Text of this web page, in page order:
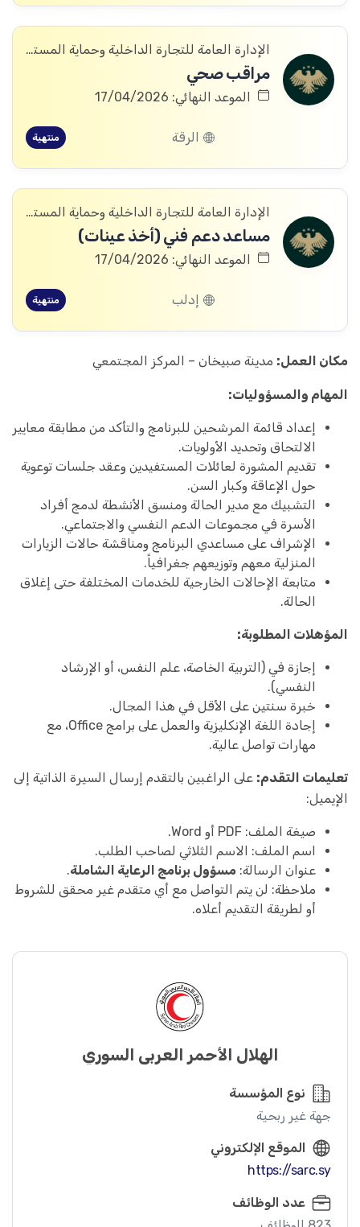
الإدارة العامة للتجارة الداخلية وحماية المستهلك
مراقب صحي
الموعد النهائي: 17/04/2026
الرقة منتهية
الإدارة العامة للتجارة الداخلية وحماية المستهلك
مساعد دعم فني (أخذ عينات)
الموعد النهائي: 17/04/2026
إدلب منتهية
مكان العمل: مدينة صبيخان – المركز المجتمعي
المهام والمسؤوليات:
إعداد قائمة المرشحين للبرنامج والتأكد من مطابقة معايير
الالتحاق وتحديد الأولويات.
تقديم المشورة لعائلات المستفيدين وعقد جلسات توعوية
حول الإعاقة وكبار السن.
التشبيك مع مدير الحالة ومنسق الأنشطة لدمج أفراد
الأسرة في مجموعات الدعم النفسي والاجتماعي.
الإشراف على مساعدي البرنامج ومناقشة حالات الزيارات
المنزلية معهم وتوزيعهم جغرافياً.
متابعة الإحالات الخارجية للخدمات المختلفة حتى إغلاق
الحالة.
المؤهلات المطلوبة:
إجازة في (التربية الخاصة، علم النفس، أو الإرشاد
النفسي).
خبرة سنتين على الأقل في هذا المجال.
إجادة اللغة الإنكليزية والعمل على برامج Office، مع
مهارات تواصل عالية.
تعليمات التقدم: على الراغبين بالتقدم إرسال السيرة الذاتية إلى
الإيميل:
صيغة الملف: PDF أو Word.
اسم الملف: الاسم الثلاثي لصاحب الطلب.
عنوان الرسالة: مسؤول برنامج الرعاية الشاملة.
ملاحظة: لن يتم التواصل مع أي متقدم غير محقق للشروط
أو لطريقة التقديم أعلاه.
الهلال الأحمر العربي السوري
نوع المؤسسة
جهة غير ربحية
الموقع الإلكتروني
https://sarc.sy
عدد الوظائف